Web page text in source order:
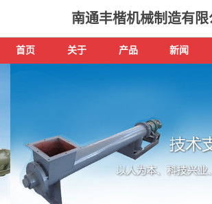
南通丰楷机械制造有限
首页 关于 产品 新闻